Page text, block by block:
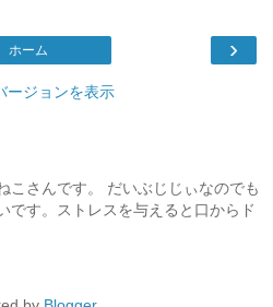
›
ホーム
ージョンを表示
こさんです。 だいぶじじぃなのでも
です。ストレスを与えると口からド